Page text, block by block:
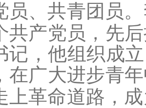
员、共青团员
共产党员，先
记，他组织成
在广大进步青
上革命道路，